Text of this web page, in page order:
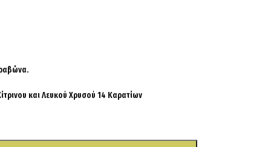
και Λευκού Χρυσού 14 Καρατίων